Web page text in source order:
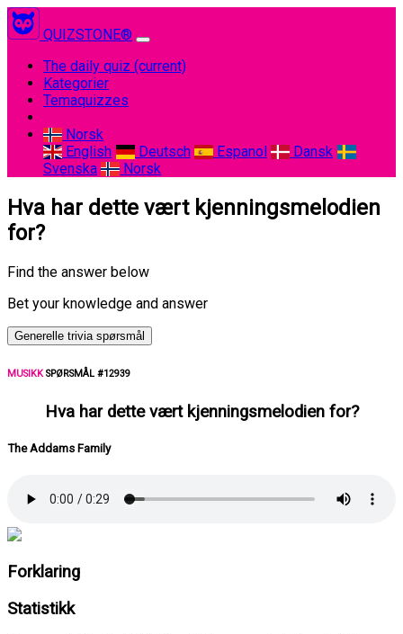
QUIZSTONE®
The daily quiz (current)
Kategorier
Temaquizzes
Norsk
English
Deutsch Espanol
Dansk
Svenska
Norsk
Hva har dette vært kjenningsmelodien
for?
Find the answer below
Bet your knowledge and answer
Generelle trivia spørsmål
MUSIKKSPØRSMÅL #12939
Hva har dette vært kjenningsmelodien for?
The Addams Family
Forklaring
Statistikk